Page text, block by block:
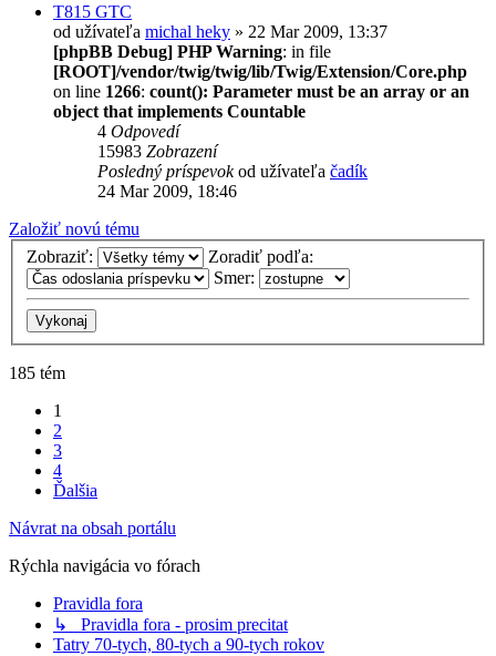
T815 GTC
od užívateľa michal heky » 22 Mar 2009, 13:37
[phpBB Debug] PHP Warning: in file
[ROOT]/vendor/twig/twig/lib/Twig/Extension/Core.php
on line 1266: count(): Parameter must be an array or an
object that implements Countable
4 Odpovedí
15983 Zobrazení
Posledný príspevokod užívateľa čadík
24 Mar 2009, 18:46
Založiť novú tému
Zobraziť:
Zoradiť podľa:
Smer:
185 tém
1
2
3
4
Ďalšia
Návrat na obsah portálu
Rýchla navigácia vo fórach
Pravidla fora
↳ Pravidla fora - prosim precitat
Tatry 70-tych, 80-tych a 90-tych rokov